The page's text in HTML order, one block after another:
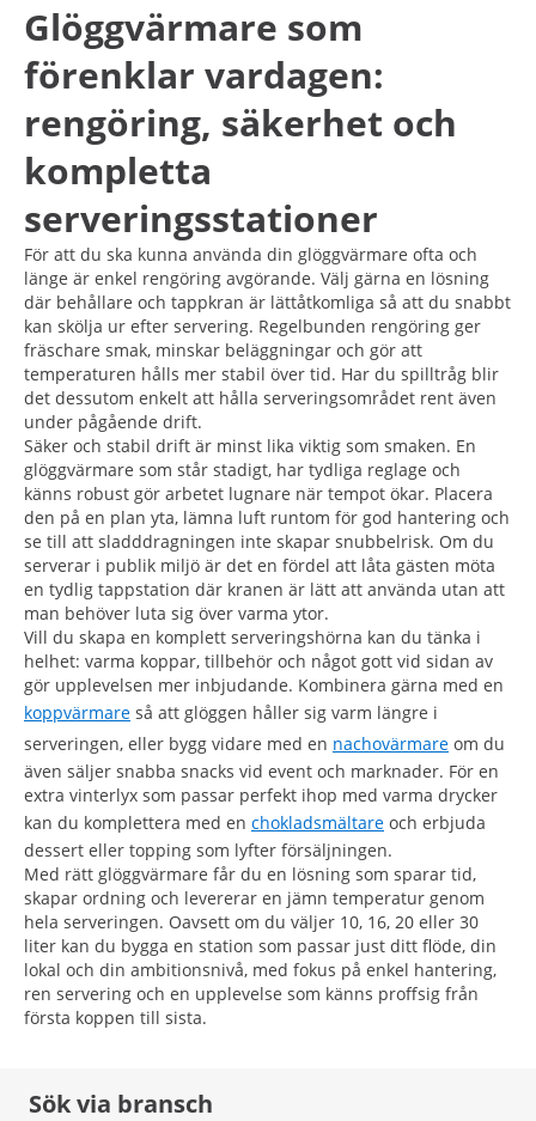
Glöggvärmare som
förenklar vardagen:
rengöring, säkerhet och
kompletta
serveringsstationer
För att du ska kunna använda din glöggvärmare ofta och
länge är enkel rengöring avgörande. Välj gärna en lösning
där behållare och tappkran är lättåtkomliga så att du snabbt
kan skölja ur efter servering. Regelbunden rengöring ger
fräschare smak, minskar beläggningar och gör att
temperaturen hålls mer stabil över tid. Har du spilltråg blir
det dessutom enkelt att hålla serveringsområdet rent även
under pågående drift.
Säker och stabil drift är minst lika viktig som smaken. En
glöggvärmare som står stadigt, har tydliga reglage och
känns robust gör arbetet lugnare när tempot ökar. Placera
den på en plan yta, lämna luft runtom för god hantering och
se till att sladddragningen inte skapar snubbelrisk. Om du
serverar i publik miljö är det en fördel att låta gästen möta
en tydlig tappstation där kranen är lätt att använda utan att
man behöver luta sig över varma ytor.
Vill du skapa en komplett serveringshörna kan du tänka i
helhet: varma koppar, tillbehör och något gott vid sidan av
gör upplevelsen mer inbjudande. Kombinera gärna med en
koppvärmare så att glöggen håller sig varm längre i
serveringen, eller bygg vidare med en nachovärmare om du
även säljer snabba snacks vid event och marknader. För en
extra vinterlyx som passar perfekt ihop med varma drycker
kan du komplettera med en chokladsmältare och erbjuda
dessert eller topping som lyfter försäljningen.
Med rätt glöggvärmare får du en lösning som sparar tid,
skapar ordning och levererar en jämn temperatur genom
hela serveringen. Oavsett om du väljer 10, 16, 20 eller 30
liter kan du bygga en station som passar just ditt flöde, din
lokal och din ambitionsnivå, med fokus på enkel hantering,
ren servering och en upplevelse som känns proffsig från
första koppen till sista.
Sök via bransch